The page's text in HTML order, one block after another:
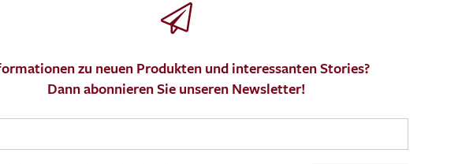
MUSTERANFRAGE SENDEN
zu neuen Produkten und interessanten Stories?
Dann abonnieren Sie unseren Newsletter!